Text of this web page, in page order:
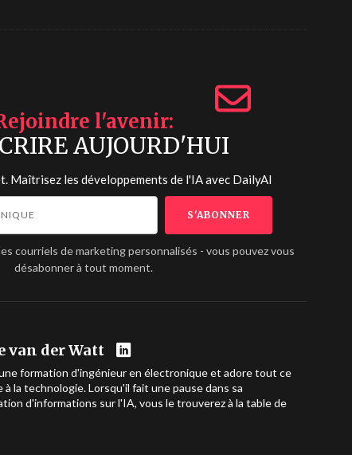
l'avenir
AUJOURD'HUI
Maîtrisez les développements de l'IA avec DailyAI
courriels de marketing personnalisés - vous pouvez vous
désabonner à tout moment.
van der Watt
formation d'ingénieur en électronique et adore tout ce
à la technologie. Lorsqu'il fait une pause dans sa
d'informations sur l'IA, vous le trouverez à la table de